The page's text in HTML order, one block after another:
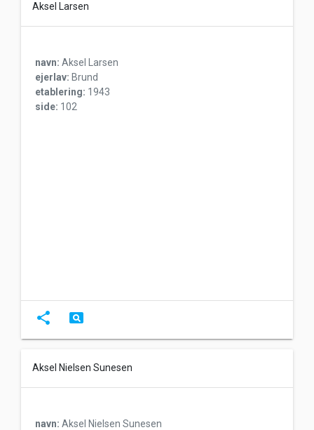
Aksel Larsen
navn: Aksel Larsen
ejerlav: Brund
etablering: 1943
side: 102
share pageview
Aksel Nielsen Sunesen
navn: Aksel Nielsen Sunesen